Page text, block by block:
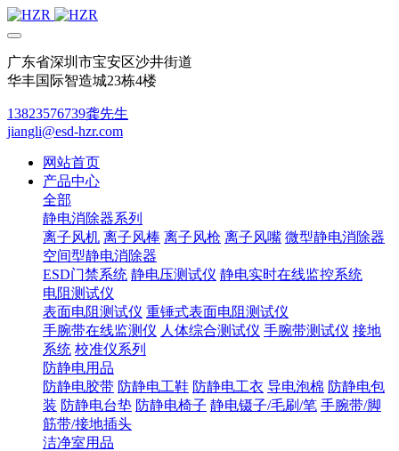
广东省深圳市宝安区沙井街道
华丰国际智造城23栋4楼
13823576739龚先生
jiangli@esd-hzr.com
网站首页
产品中心
全部
静电消除器系列
离子风机 离子风棒 离子风枪 离子风嘴 微型静电消除器
空间型静电消除器
ESD门禁系统 静电压测试仪 静电实时在线监控系统
电阻测试仪
表面电阻测试仪 重锤式表面电阻测试仪
手腕带在线监测仪 人体综合测试仪 手腕带测试仪 接地
系统 校准仪系列
防静电用品
防静电胶带 防静电工鞋 防静电工衣 导电泡棉 防静电包
装 防静电台垫 防静电椅子 静电镊子/毛刷/笔 手腕带/脚
筋带/接地插头
洁净室用品